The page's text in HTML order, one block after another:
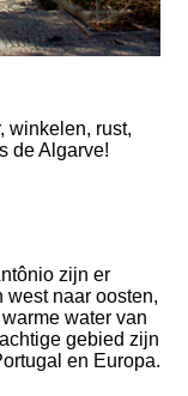
winkelen, rust,
de Algarve!
zijn er
west naar oosten,
water van
gebied zijn
en Europa.